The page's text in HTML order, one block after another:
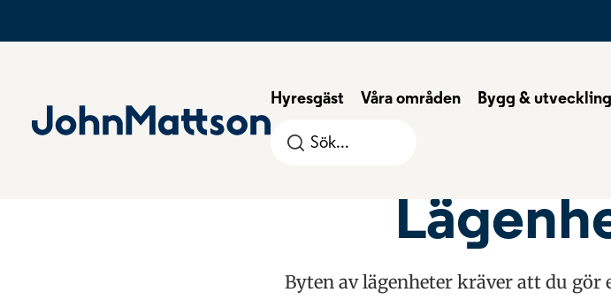
Hyresgäst Våra områden Bygg & utveckling
Sök
efter:
Byten av lägenheter kräver att du gör